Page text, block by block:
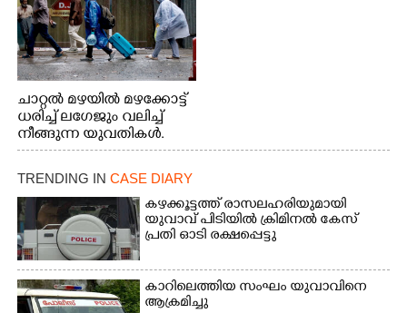
ചാറ്റൽ മഴയിൽ മഴക്കോട്ട്
ധരിച്ച് ലഗേജും വലിച്ച്
നീങ്ങുന്ന യുവതികൾ.
എറണാകുളം മേനകയിൽ
നിന്നുള്ള കാഴ്ച
TRENDING IN CASE DIARY
കഴക്കൂട്ടത്ത് രാസലഹരിയുമായി
യുവാവ് പിടിയിൽ ക്രിമിനൽ കേസ്
പ്രതി ഓടി രക്ഷപ്പെട്ടു
കാറിലെത്തിയ സംഘം യുവാവിനെ
ആക്രമിച്ചു